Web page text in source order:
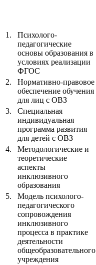
1.
Психолого-
педагогические
основы образования в
условиях реализации
ФГОС
2.
Нормативно-правовое
обеспечение обучения
для лиц с ОВЗ
3.
Специальная
индивидуальная
программа развития
для детей с ОВЗ
4.
Методологические и
теоретические
аспекты
инклюзивного
образования
5.
Модель психолого-
педагогического
сопровождения
инклюзивного
процесса в практике
деятельности
общеобразовательного
учреждения